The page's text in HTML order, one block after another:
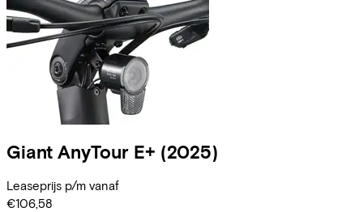
Giant AnyTour E+ (2025)
Leaseprijs p/m vanaf
€106,58